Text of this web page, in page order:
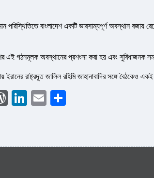
পরিস্থিতিতে বাংলাদেশ একটি ভারসাম্যপূর্ণ অবস্থান বজায়
এই গঠনমূলক অবস্থানের প্রশংসা করা হয় এবং সুবিধাজনক
রাষ্ট্রদূত জালিল রহিমি জাহানাবাদির সঙ্গে বৈঠকেও
WordPress
LinkedIn
Email